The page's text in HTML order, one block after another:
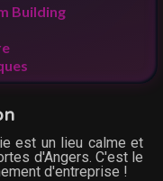
Building
est un lieu calme et
d'Angers. C'est le
d'entreprise !